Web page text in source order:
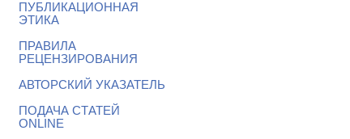
ПУБЛИКАЦИОННАЯ
ЭТИКА
ПРАВИЛА
РЕЦЕНЗИРОВАНИЯ
АВТОРСКИЙ УКАЗАТЕЛЬ
ПОДАЧА СТАТЕЙ
ONLINE